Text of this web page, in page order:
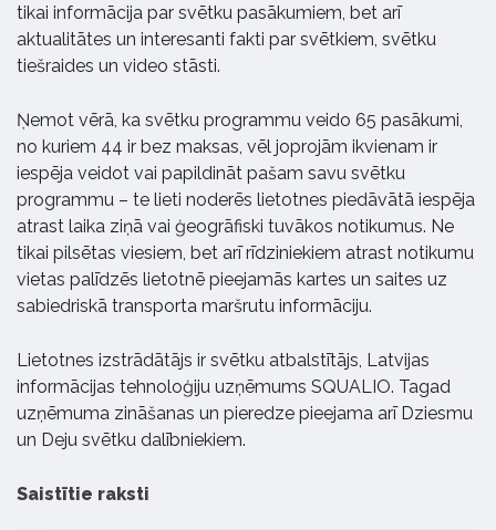
tikai informācija par svētku pasākumiem, bet arī
aktualitātes un interesanti fakti par svētkiem, svētku
tiešraides un video stāsti.
Ņemot vērā, ka svētku programmu veido 65 pasākumi,
no kuriem 44 ir bez maksas, vēl joprojām ikvienam ir
iespēja veidot vai papildināt pašam savu svētku
programmu – te lieti noderēs lietotnes piedāvātā iespēja
atrast laika ziņā vai ģeogrāfiski tuvākos notikumus. Ne
tikai pilsētas viesiem, bet arī rīdziniekiem atrast notikumu
vietas palīdzēs lietotnē pieejamās kartes un saites uz
sabiedriskā transporta maršrutu informāciju.
Lietotnes izstrādātājs ir svētku atbalstītājs, Latvijas
informācijas tehnoloģiju uzņēmums SQUALIO. Tagad
uzņēmuma zināšanas un pieredze pieejama arī Dziesmu
un Deju svētku dalībniekiem.
Saistītie raksti